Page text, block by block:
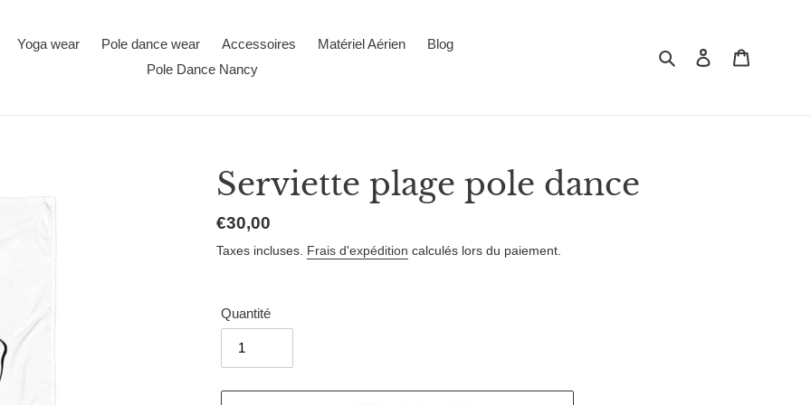
Yoga wear Pole dance wear Accessoires Matériel Aérien
Blog
Pole Dance Nancy
RechercherSe connecter
Serviette plage pole dance
Prix
normal
€30,00
Taxes incluses. Frais d'expédition calculés lors du paiement.
Quantité